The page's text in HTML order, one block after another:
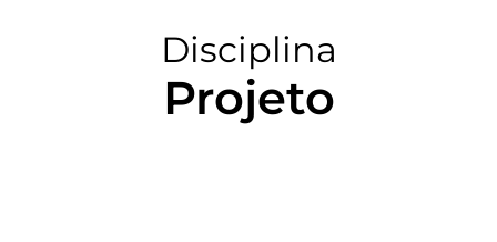
Disciplina
Projeto